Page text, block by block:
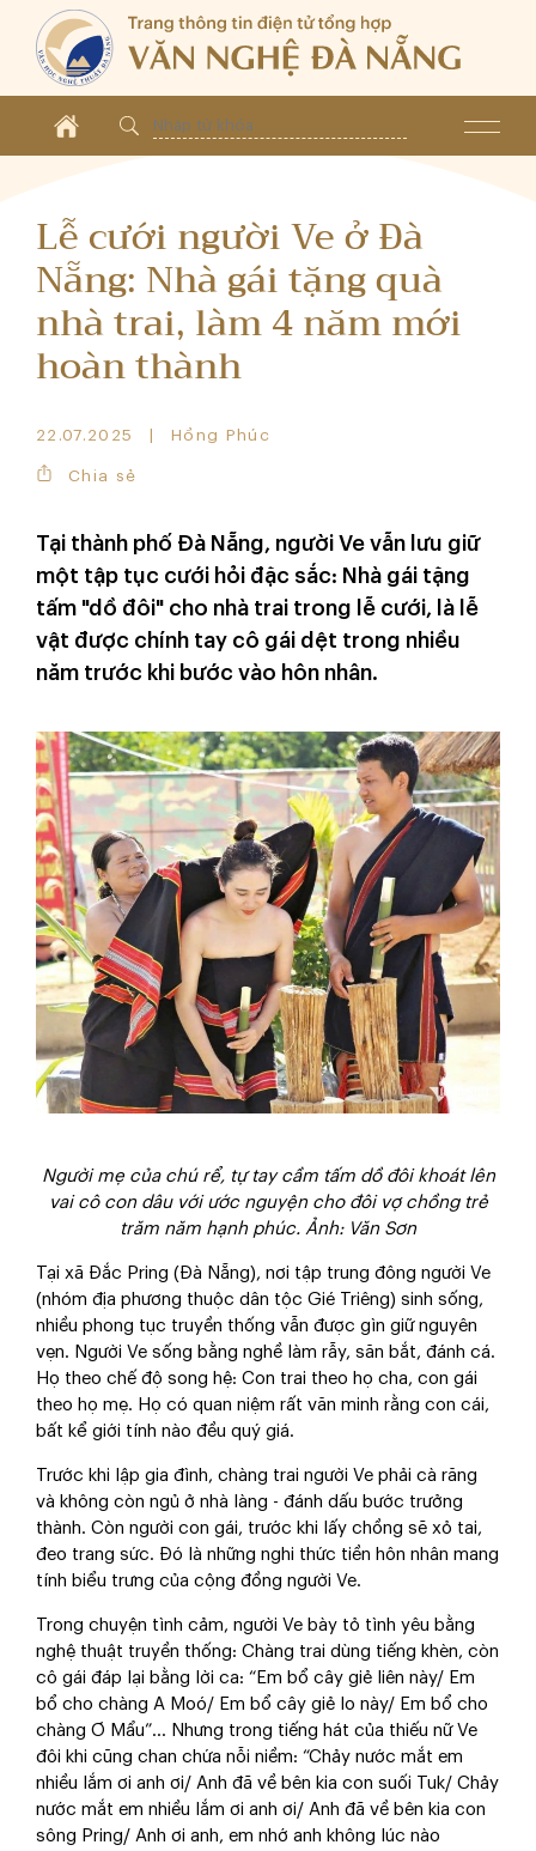
Lễ cưới người Ve ở Đà
Nẵng: Nhà gái tặng quà
nhà trai, làm 4 năm mới
hoàn thành
22.07.2025 Hồng Phúc
Chia sẻ
Tại thành phố Đà Nẵng, người Ve vẫn lưu giữ
một tập tục cưới hỏi đặc sắc: Nhà gái tặng
tấm "dồ đôi" cho nhà trai trong lễ cưới, là lễ
vật được chính tay cô gái dệt trong nhiều
năm trước khi bước vào hôn nhân.
Người mẹ của chú rể, tự tay cầm tấm dồ đôi khoát lên
vai cô con dâu với ước nguyện cho đôi vợ chồng trẻ
trăm năm hạnh phúc. Ảnh: Văn Sơn
Tại xã Đắc Pring (Đà Nẵng), nơi tập trung đông người Ve
(nhóm địa phương thuộc dân tộc Gié Triêng) sinh sống,
nhiều phong tục truyền thống vẫn được gìn giữ nguyên
vẹn. Người Ve sống bằng nghề làm rẫy, săn bắt, đánh cá.
Họ theo chế độ song hệ: Con trai theo họ cha, con gái
theo họ mẹ. Họ có quan niệm rất văn minh rằng con cái,
bất kể giới tính nào đều quý giá.
Trước khi lập gia đình, chàng trai người Ve phải cà răng
và không còn ngủ ở nhà làng - đánh dấu bước trưởng
thành. Còn người con gái, trước khi lấy chồng sẽ xỏ tai,
đeo trang sức. Đó là những nghi thức tiền hôn nhân mang
tính biểu trưng của cộng đồng người Ve.
Trong chuyện tình cảm, người Ve bày tỏ tình yêu bằng
nghệ thuật truyền thống: Chàng trai dùng tiếng khèn, còn
cô gái đáp lại bằng lời ca: “Em bổ cây giẻ liên này/ Em
bổ cho chàng A Moó/ Em bổ cây giẻ lo này/ Em bổ cho
chàng Ơ Mẩu”… Nhưng trong tiếng hát của thiếu nữ Ve
đôi khi cũng chan chứa nỗi niềm: “Chảy nước mắt em
nhiều lắm ơi anh ơi/ Anh đã về bên kia con suối Tuk/ Chảy
nước mắt em nhiều lắm ơi anh ơi/ Anh đã về bên kia con
sông Pring/ Anh ơi anh, em nhớ anh không lúc nào